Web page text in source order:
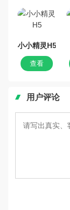
小小精灵H5
查看
用户评论